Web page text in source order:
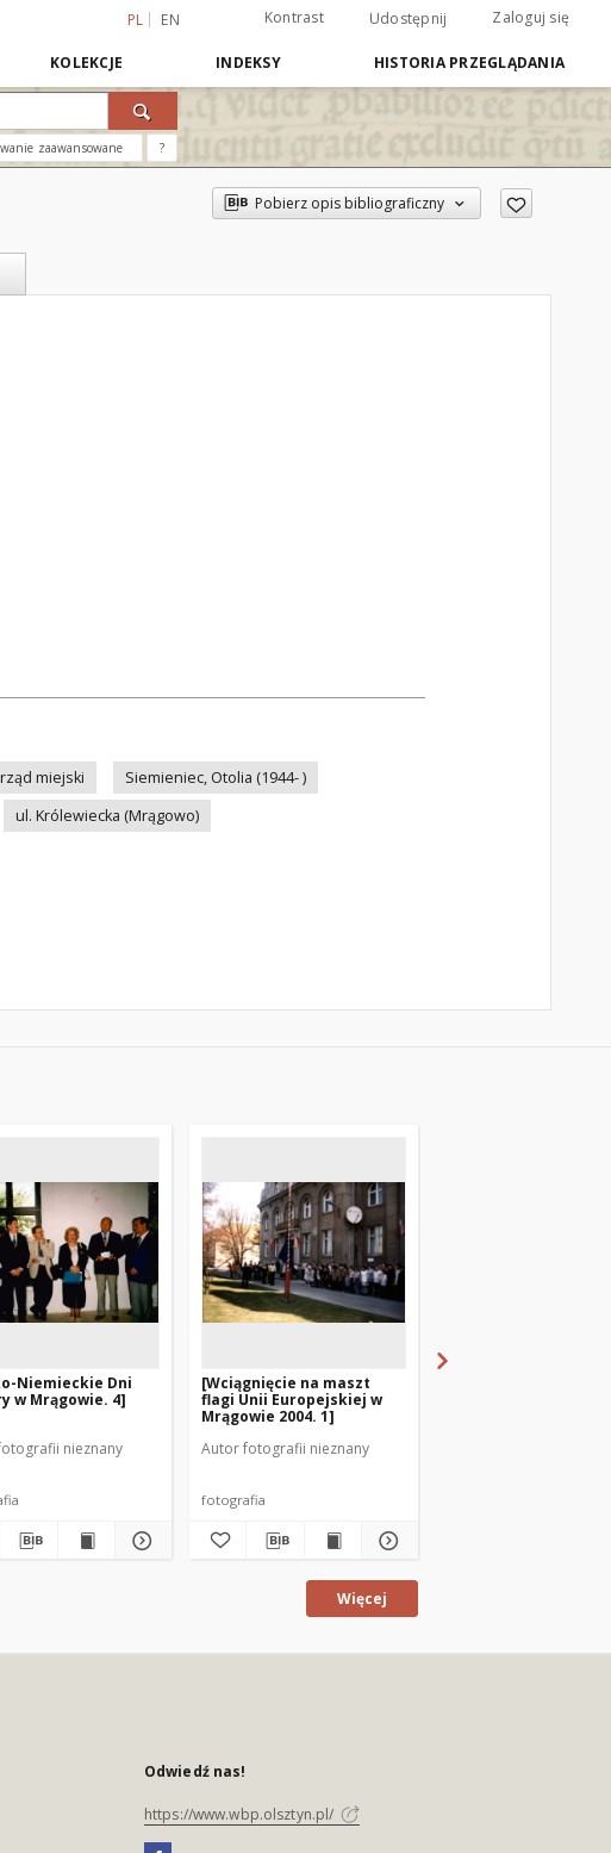
PL EN Kontrast Udostępnij Zaloguj się
KOLEKCJE INDEKSY HISTORIA PRZEGLĄDANIA
zaawansowane ?
Pobierz opis bibliograficzny
miejski
Siemieniec, Otolia (1944- )
ul. Królewiecka (Mrągowo)
Niemieckie Dni
w Mrągowie. 4]
nieznany
[Wciągnięcie na maszt
flagi Unii Europejskiej w
Mrągowie 2004. 1]
Autor fotografii nieznany
fotografia
Więcej
Odwiedź nas!
https://www.wbp.olsztyn.pl/